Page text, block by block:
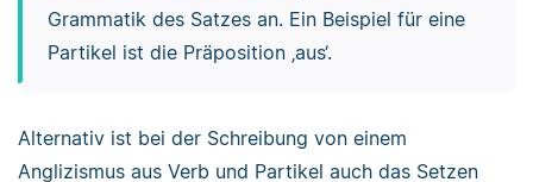
Grammatik des Satzes an. Ein Beispiel für eine
Partikel ist die Präposition ‚aus‘.
Alternativ ist bei der Schreibung von einem
Anglizismus aus Verb und Partikel auch das Setzen